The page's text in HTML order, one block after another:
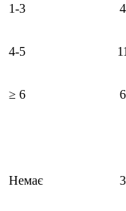
1-3
4-5
≥ 6
Немає